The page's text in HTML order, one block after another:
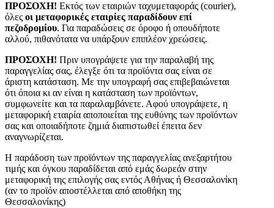
ΠΡΟΣΟΧΗ! Εκτός των εταιριών ταχυμεταφοράς (courier),
όλες οι μεταφορικές εταιρίες παραδίδουν επί
πεζοδρομίου. Για παραδώσεις σε όροφο ή οπουδήποτε
αλλού, πιθανότατα να υπάρξουν επιπλέον χρεώσεις.
ΠΡΟΣΟΧΗ! Πριν υπογράψετε για την παραλαβή της
παραγγελίας σας, έλεγξε ότι τα προϊόντα σας είναι σε
άριστη κατάσταση. Με την υπογραφή σας επιβεβαιώνεται
ότι όποια κι αν είναι η κατάσταση των προϊόντων,
συμφωνείτε και τα παραλαμβάνετε. Αφού υπογράψετε, η
μεταφορική εταιρία αποποιείται της ευθύνης των προϊόντων
σας και οποιαδήποτε ζημιά διαπιστωθεί έπειτα δεν
αναγνωρίζεται.
Η παράδοση των προϊόντων της παραγγελίας ανεξαρτήτου
τιμής και όγκου παραδίδεται από εμάς δωρεάν στην
μεταφορική της επιλογής σας εντός Αθήνας ή Θεσσαλονίκη
(αν το προϊόν αποστέλλεται από αποθήκη της
Θεσσαλονίκης)